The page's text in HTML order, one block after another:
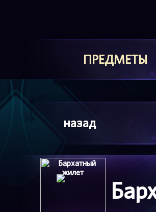
ПРЕДМЕТЫ
назад